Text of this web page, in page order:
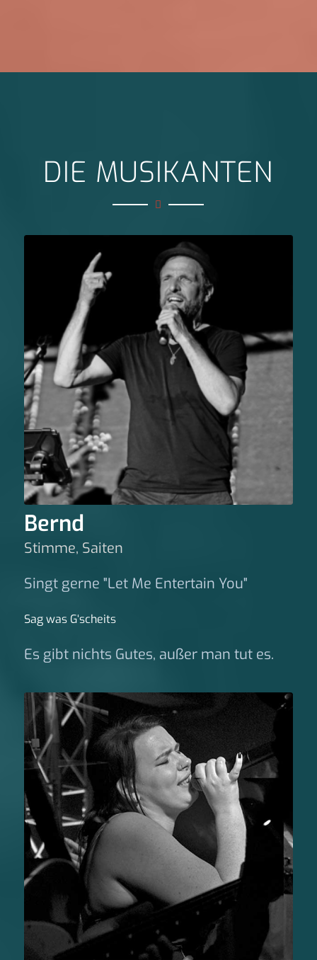
DIE MUSIKANTEN
Bernd
Stimme, Saiten
Singt gerne "Let Me Entertain You"
Sag was G‘scheits
Es gibt nichts Gutes, außer man tut es.